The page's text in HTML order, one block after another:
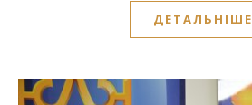
ДЕТАЛЬНІШЕ